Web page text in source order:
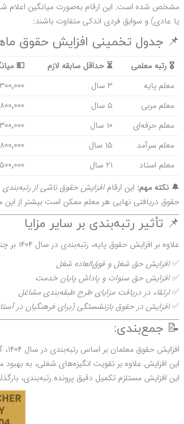
مشخص شده است. این ارقام به‌صورت میانگین
یا عادی) و سوابق فردی اندکی متفاوت باشند:
📌 جدول تخمینی افزایش حقوق
🎖️ رتبه معلمی ⏳ حداقل سابقه لازم 💵
معلم پایه
۳ سال ۱٬۳۰۰٬۰۰۰
معلم مربی
۵ سال ۱٬۸۰۰٬۰۰۰
معلم حرفه‌ای
۱۰ سال ۲٬۳۰۰٬۰۰۰
معلم سرآمد
۱۵ سال ۲٬۸۰۰٬۰۰۰
معلم استاد
۲۱ سال ۳٬۵۰۰٬۰۰۰
🔔 نکته مهم: این ارقامافزایش حقوق ناشی از رتبه‌بندی
حقوق دریافتی نهایی هر معلم ممکن است بیشتر از این
📌 تأثیر رتبه‌بندی بر سایر مزایا
علاوه بر افزایش حقوق پایه، رتبه‌بندی در سال ۱۴۰۴ بر چندین بخش دیگر از دریافتی‌های معلمان اثر می‌گذارد:
✅افزایش حق شغل و فوق‌العاده شغل
✅افزایش حق سنوات و پاداش پایان خدمت
✅ارتقاء در دریافت مزایای طرح طبقه‌بندی مشاغل
✅افزایش در حقوق بازنشستگی (برای فرهنگیان در
📝 جمع‌بندی:
این افزایش علاوه بر تقویت انگیزه‌های شغلی، به
این افزایش مستلزم تکمیل دقیق پرونده رتبه‌بندی،